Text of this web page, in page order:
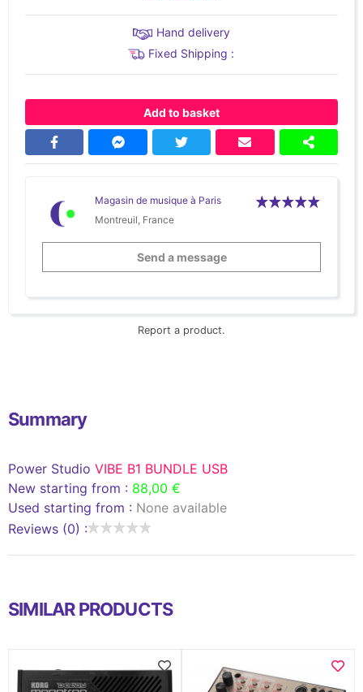
Hand delivery
Fixed Shipping :
Add to basket
Magasin de musique à Paris
Montreuil, France
Send a message
Report a product.
Summary
Power Studio VIBE B1 BUNDLE USB
New starting from : 88,00 €
Used starting from : None available
Reviews (0) :
SIMILAR PRODUCTS